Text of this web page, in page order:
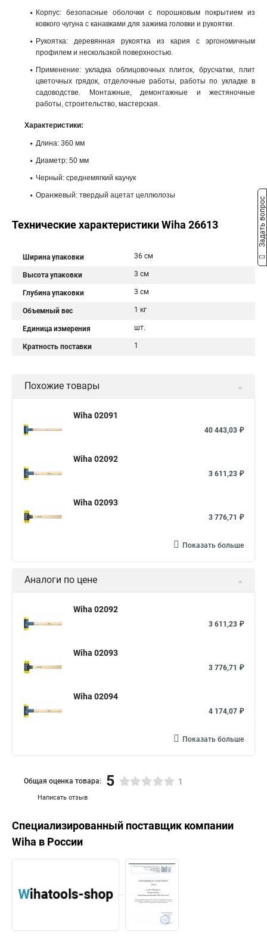
Корпус: безопасные оболочки с порошковым покрытием из
ковкого чугуна с канавками для зажима головки и рукоятки.
Рукоятка: деревянная рукоятка из кария с эргономичным
профилем и нескользкой поверхностью.
Применение: укладка облицовочных плиток, брусчатки, плит
цветочных грядок, отделочные работы, работы по укладке в
садоводстве. Монтажные, демонтажные и жестяночные
работы, строительство, мастерская.
Характеристики:
Длина: 360 мм
Диаметр: 50 мм
Черный: среднемягкий каучук
Оранжевый: твердый ацетат целлюлозы
Технические характеристики Wiha 26613
Ширина упаковки 36 см
Высота упаковки 3 см
Глубина упаковки 3 см
Объемный вес 1 кг
Единица измерения шт.
Кратность поставки 1
Похожие товары
Wiha 02091
40 443,03 ₽
Wiha 02092
3 611,23 ₽
Wiha 02093
3 776,71 ₽
Показать больше
Аналоги по цене
Wiha 02092
3 611,23 ₽
Wiha 02093
3 776,71 ₽
Wiha 02094
4 174,07 ₽
Показать больше
Написать отзыв
Общая оценка товара: 5 1
Специализированный поставщик компании
Wiha в России
Задать вопрос